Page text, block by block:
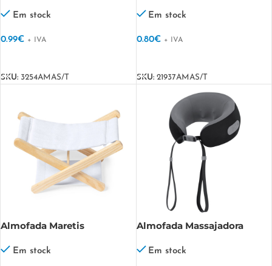
Em stock
0.99€ + IVA
SKU: 3254AMAS/T
Em stock
0.80€ + IVA
SKU: 21937AMAS/T
Almofada Maretis
Em stock
Almofada Massajadora
Em stock